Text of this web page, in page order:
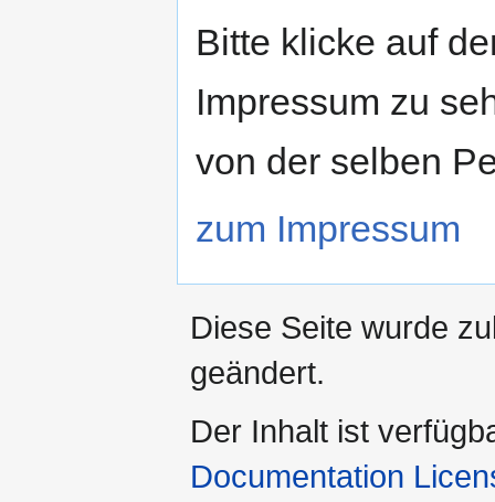
Navigation
Suche
Bitte klicke auf
Impressum zu
von der selben
zum Impressum
Diese Seite wurde
geändert.
Der Inhalt ist
Documentation